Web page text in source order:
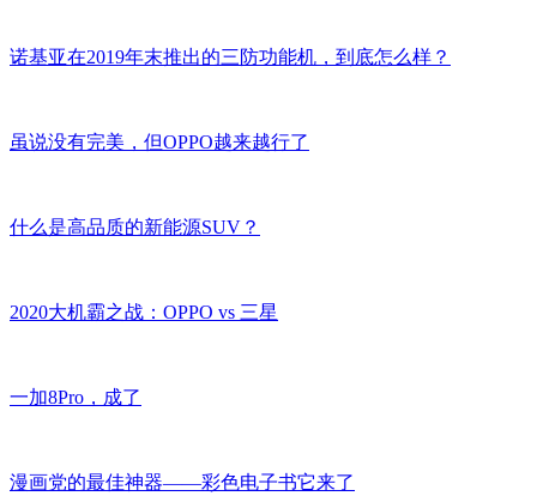
诺基亚在2019年末推出的三防功能机，到底怎么样？
虽说没有完美，但OPPO越来越行了
什么是高品质的新能源SUV？
2020大机霸之战：OPPO vs 三星
一加8Pro，成了
漫画党的最佳神器——彩色电子书它来了